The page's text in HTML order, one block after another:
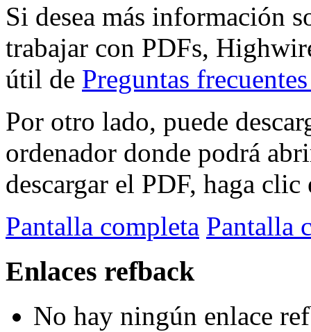
Si desea más información
trabajar con PDFs,
útil de Preguntas
Por otro lado, puede
ordenador donde podrá
descargar el PDF, haga
Pantalla completa Pantalla
Enlaces refback
No hay ningún enlace